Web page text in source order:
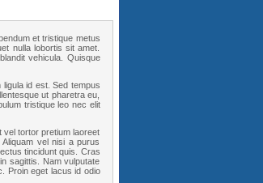
et tristique metus
nulla lobortis sit amet.
vehicula. Quisque
id est. Sed tempus
ut pharetra eu,
tristique leo nec elit
vel tortor pretium laoreet
vel nisi a purus
tincidunt quis. Cras
sagittis. Nam vulputate
Proin eget lacus id odio